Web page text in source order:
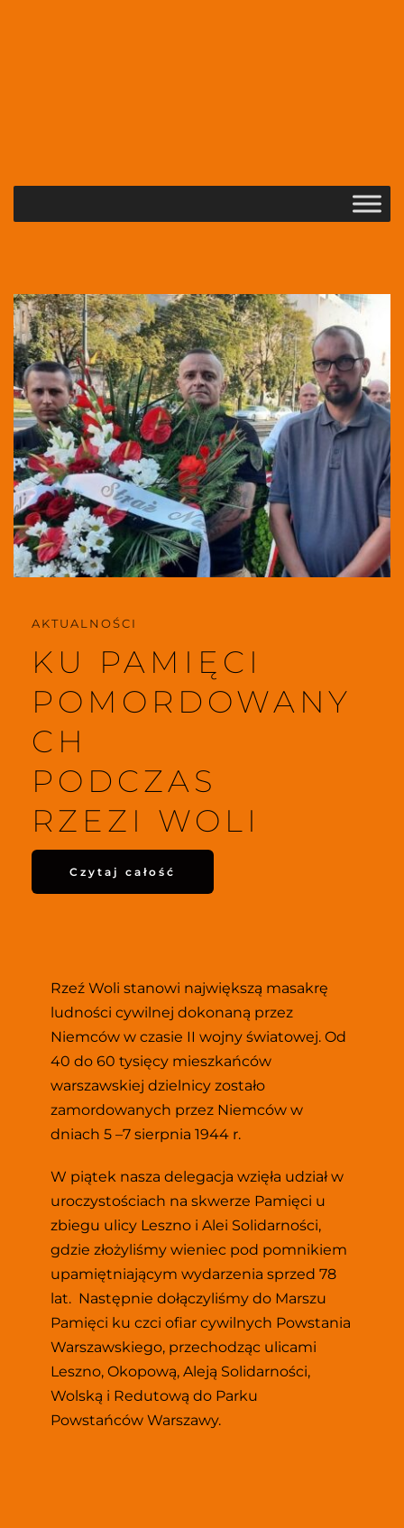
AKTUALNOŚCI
KU PAMIĘCI
POMORDOWANY
CH
PODCZAS
RZEZI WOLI
Czytaj całość
Rzeź Woli stanowi największą masakrę
ludności cywilnej dokonaną przez
Niemców w czasie II wojny światowej. Od
40 do 60 tysięcy mieszkańców
warszawskiej dzielnicy zostało
zamordowanych przez Niemców w
dniach 5 –7 sierpnia 1944 r.
W piątek nasza delegacja wzięła udział w
uroczystościach na skwerze Pamięci u
zbiegu ulicy Leszno i Alei Solidarności,
gdzie złożyliśmy wieniec pod pomnikiem
upamiętniającym wydarzenia sprzed 78
lat.  Następnie dołączyliśmy do Marszu
Pamięci ku czci ofiar cywilnych Powstania
Warszawskiego, przechodząc ulicami
Leszno, Okopową, Aleją Solidarności,
Wolską i Redutową do Parku
Powstańców Warszawy.